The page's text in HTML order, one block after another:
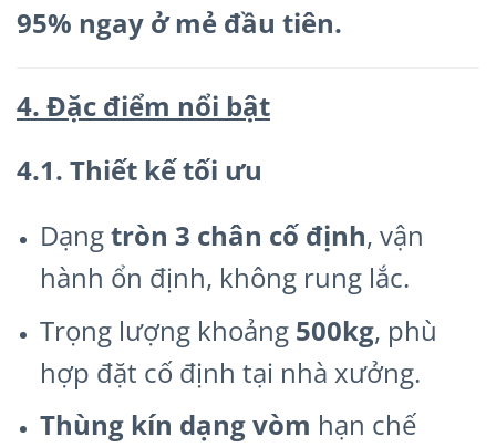
95% ngay ở mẻ đầu tiên.
4. Đặc điểm nổi bật
4.1. Thiết kế tối ưu
Dạngtròn 3 chân cố định, vận
hành ổn định, không rung lắc.
Trọng lượng khoảng 500kg, phù
hợp đặt cố định tại nhà xưởng.
Thùng kín dạng vòm hạn chế